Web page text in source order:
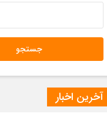
آخرین اخبار